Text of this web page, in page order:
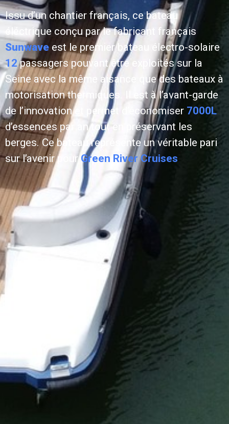
Issu d’un chantier français, ce bateau
éléctrique conçu par le fabricant français
Sunwave est le premier bateau électro-solaire
12passagers pouvant être exploités sur la
Seine avec la même aisance que des bateaux à
motorisation thermiques. Il est à l’avant-garde
de l’innovation et permet d’économiser 7000L
d’essences par an tout en préservant les
berges. Ce bateau représente un véritable pari
sur l’avenir pourGreen River Cruises